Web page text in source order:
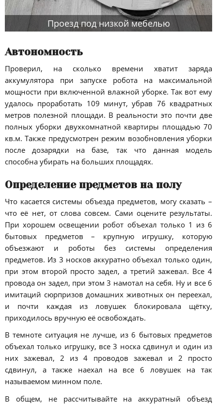
Проезд под низкой мебелью
Автономность
Проверил, на сколько времени хватит заряда
аккумулятора при запуске робота на максимальной
мощности при включенной влажной уборке. Так вот ему
удалось проработать 109 минут, убрав 76 квадратных
метров полезной площади. В реальности это почти две
полных уборки двухкомнатной квартиры площадью 70
кв.м. Также предусмотрен режим возобновления уборки
после дозарядки на базе, так что данная модель
способна убирать на больших площадях.
Определение предметов на полу
Что касается системы объезда предметов, могу сказать –
что её нет, от слова совсем. Сами оцените результаты.
При хорошем освещении робот объехал только 1 из 6
бытовых предметов – крупную игрушку, которую
объезжают и роботы без системы определения
предметов. Из 3 носков аккуратно объехал только один,
при этом второй просто задел, а третий зажевал. Все 4
провода он задел, при этом 3 намотал на себя. Ну и все 6
имитаций сюрпризов домашних животных он переехал,
и почти каждая из ловушек блокировала щётку,
приходилось вручную её освобождать.
В темноте ситуация не лучше, из 6 бытовых предметов
объехал только игрушку, все 3 носка сдвинул и один из
них зажевал, 2 из 4 проводов зажевал и 2 просто
сдвинул, а также наехал на все 6 ловушек на так
называемом минном поле.
В общем, не рассчитывайте на аккуратный объезд